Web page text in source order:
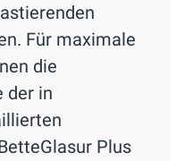
Für maximale
die
der in
Plus